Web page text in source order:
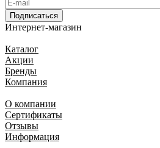
Подписаться
Интернет-магазин
Каталог
Акции
Бренды
Компания
О компании
Сертификаты
Отзывы
Информация